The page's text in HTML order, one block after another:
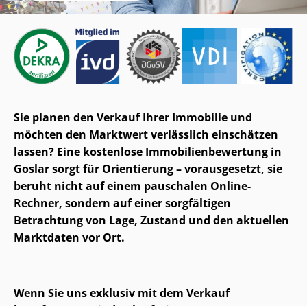
Sie planen den Verkauf Ihrer Immobilie und
möchten den Marktwert verlässlich einschätzen
lassen? Eine kostenlose Im­mo­bi­li­en­be­wer­tung in
Goslar sorgt für Orientierung – vorausgesetzt, sie
beruht nicht auf einem pauschalen Online-
Rechner, sondern auf einer sorgfältigen
Betrachtung von Lage, Zustand und den aktuellen
Marktdaten vor Ort.
Wenn Sie uns exklusiv mit dem Verkauf